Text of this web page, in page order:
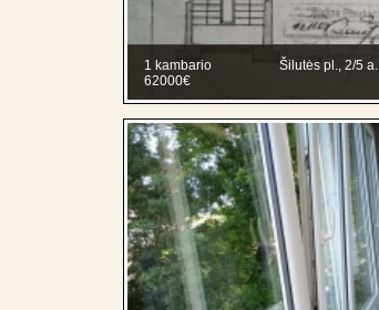
1 kambario
Šilutės pl., 2/5 a.
62000€